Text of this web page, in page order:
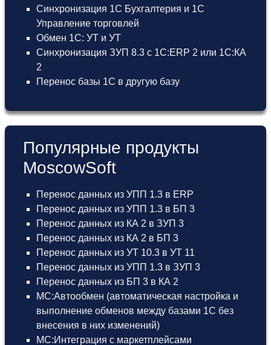
Синхронизация 1С Бухгалтерия и 1С
Управление торговлей
Обмен 1С: УТ и УТ
Синхронизация ЗУП 8.3 с 1С:ERP 2 или 1С:КА
2
Перенос базы 1С в другую базу
Популярные продукты
MoscowSoft
Перенос данных из УПП 1.3 в ERP
Перенос данных из УПП 1.3 в БП 3
Перенос данных из КА 2 в ЗУП 3
Перенос данных из КА 2 в БП 3
Перенос данных из УТ 10.3 в УТ 11
Перенос данных из УПП 1.3 в ЗУП 3
Перенос данных из БП 3 в КА 2
МС:Автообмен (автоматическая настройка и
выполнение обменов между базами 1С без
внесения в них изменений)
МС:Интеграция с маркетплейсами